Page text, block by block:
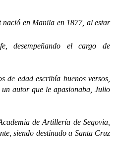
nació en Manila en 1877, al estar
desempeñando el cargo de
edad escribía buenos versos,
autor que le apasionaba, Julio
de Artillería de Segovia,
siendo destinado a Santa Cruz